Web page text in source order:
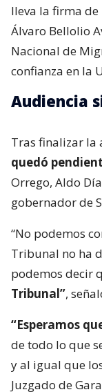
lleva la firma de
Álvaro Bellolio
Nacional de
confianza en la
Audiencia
Tras finalizar la
quedó
Orrego, Aldo
gobernador de
“No podemos
Tribunal no ha
podemos decir
Tribunal”,
“Esperamos
de todo lo que
y al igual que
Juzgado de